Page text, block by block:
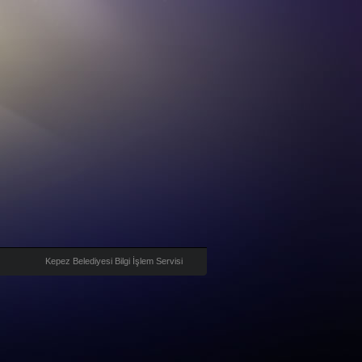
Kepez Belediyesi Bilgi İşlem Servisi